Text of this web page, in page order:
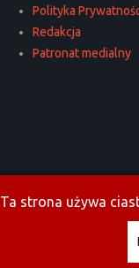
Polityka
Redakcja
Patronat medialny
Ta strona używa